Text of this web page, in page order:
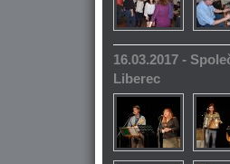
16.03.2017 -
Liberec